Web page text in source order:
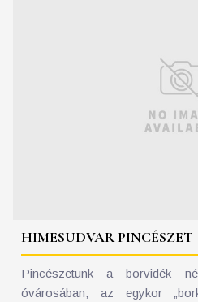
HIMESUDVAR PINCÉSZET
Pincészetünk a borvidék
óvárosában, az egykor